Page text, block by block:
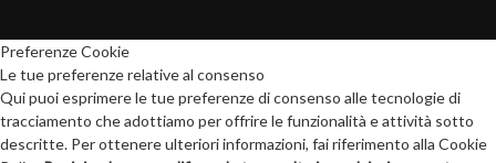
Preferenze Cookie
Le tue preferenze relative al consenso
Qui puoi esprimere le tue preferenze di consenso alle tecnologie di
tracciamento che adottiamo per offrire le funzionalità e attività sotto
descritte. Per ottenere ulteriori informazioni, fai riferimento alla Cookie